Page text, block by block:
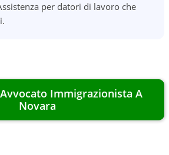
per datori di lavoro che
Immigrazionista A
Novara